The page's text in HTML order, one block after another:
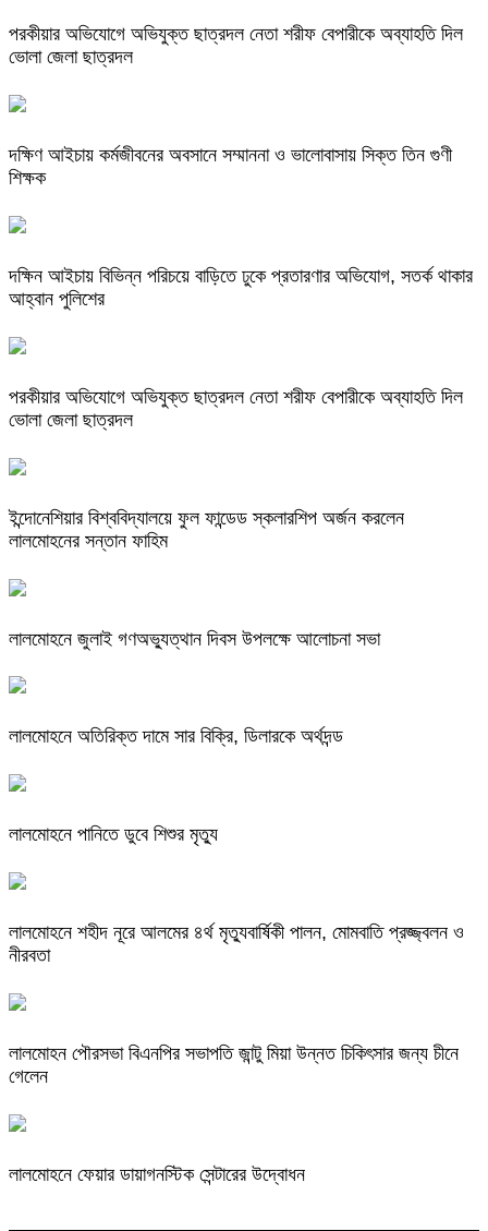
পরকীয়ার অভিযোগে অভিযুক্ত ছাত্রদল নেতা শরীফ বেপারীকে অব্যাহতি দিল
ভোলা জেলা ছাত্রদল
দক্ষিণ আইচায় কর্মজীবনের অবসানে সম্মাননা ও ভালোবাসায় সিক্ত তিন গুণী
শিক্ষক
দক্ষিন আইচায় ‎বিভিন্ন পরিচয়ে বাড়িতে ঢুকে প্রতারণার অভিযোগ, সতর্ক থাকার
আহ্বান পুলিশের
পরকীয়ার অভিযোগে অভিযুক্ত ছাত্রদল নেতা শরীফ বেপারীকে অব্যাহতি দিল
ভোলা জেলা ছাত্রদল
ইন্দোনেশিয়ার বিশ্ববিদ্যালয়ে ফুল ফান্ডেড স্কলারশিপ অর্জন করলেন
লালমোহনের সন্তান ফাহিম
লালমোহনে জুলাই গণঅভ্যুত্থান দিবস উপলক্ষে আলোচনা সভা
লালমোহনে অতিরিক্ত দামে সার বিক্রি, ডিলারকে অর্থদন্ড
লালমোহনে পানিতে ডুবে শিশুর মৃত্যু
লালমোহনে শহীদ নূরে আলমের ৪র্থ মৃত্যুবার্ষিকী পালন, মোমবাতি প্রজ্জ্বলন ও
নীরবতা
লালমোহন পৌরসভা বিএনপির সভাপতি জান্টু মিয়া উন্নত চিকিৎসার জন্য চীনে
গেলেন
লালমোহনে ফেয়ার ডায়াগনস্টিক সেন্টারের উদ্বোধন